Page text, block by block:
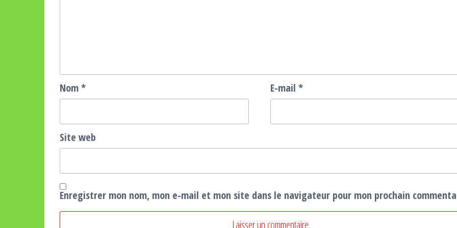
Nom* E-mail *
Site web
Enregistrer mon nom, mon e-mail et mon site dans le navigateur pour mon prochain